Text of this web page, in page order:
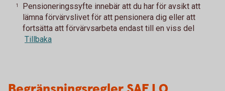
1
Pensioneringssyfte innebär att du har för avsikt att
lämna förvärvslivet för att pensionera dig eller att
fortsätta att förvärvsarbeta endast till en viss del
Tillbaka